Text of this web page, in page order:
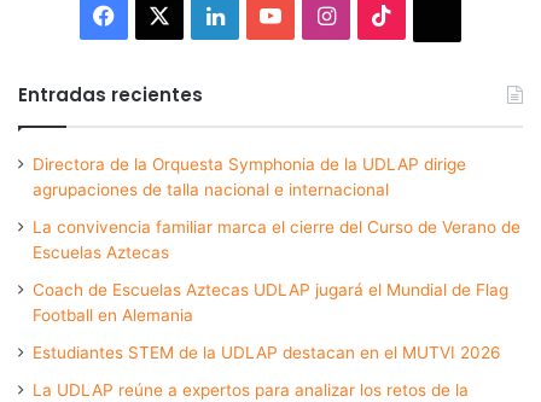
Facebook LinkedInYouTubeInstagram
Entradas recientes
Directora de la Orquesta Symphonia de la UDLAP dirige
agrupaciones de talla nacional e internacional
La convivencia familiar marca el cierre del Curso de Verano de
Escuelas Aztecas
Coach de Escuelas Aztecas UDLAP jugará el Mundial de Flag
Football en Alemania
Estudiantes STEM de la UDLAP destacan en el MUTVI 2026
La UDLAP reúne a expertos para analizar los retos de la